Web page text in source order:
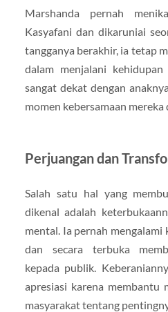
Marshanda pernah
Kasyafani dan dikaruniai
tangganya berakhir, ia tetap
dalam menjalani
sangat dekat dengan
momen kebersamaan mereka
Perjuangan dan
Salah satu hal yang
dikenal adalah
mental. Ia pernah
dan secara terbuka
kepada publik.
apresiasi karena membantu
masyarakat tentang